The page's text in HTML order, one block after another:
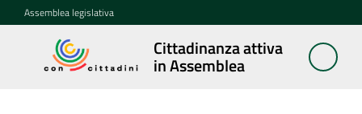
Vai al contenuto
Vai alla navigazione
Vai al footer
Assemblea legislativa
Cittadinanza attiva
in Assemblea
Cittadinanza
attiva in